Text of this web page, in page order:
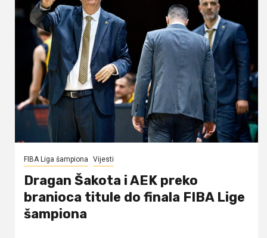
FIBA Liga šampiona Vijesti
Dragan Šakota i AEK preko
branioca titule do finala FIBA Lige
šampiona